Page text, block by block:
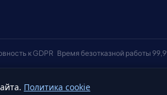
к GDPR Время безотказной работы
Политика cookie